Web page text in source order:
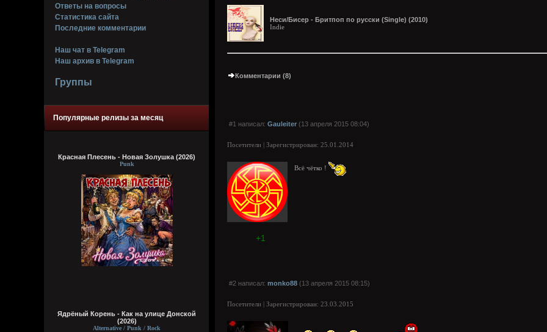
Ответы на вопросы
Статистика сайта
Последние комментарии
Наш чат в Telegram
Наш архив в Telegram
Группы
Популярные релизы за месяц
Красная Плесень - Новая Золушка (2026)
Punk
Ядрёный Корень - Как на улице Донской
(2026)
Alternative / Punk / Rock
Неcи/Бисер - Бритпоп по русски (Single) (2010)
Indie
Комментарии (8)
#1 написал: Gauleiter (13 апреля 2015 08:04)
Посетители | Зарегистрирован: 25.01.2014
Всё чётко !
+1
#2 написал: monko88 (13 апреля 2015 08:15)
Посетители | Зарегистрирован: 23.03.2015